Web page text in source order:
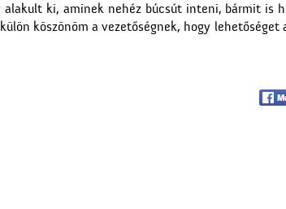
ki, aminek nehéz búcsút inteni, bármit is
köszönöm a vezetőségnek, hogy lehetőséget